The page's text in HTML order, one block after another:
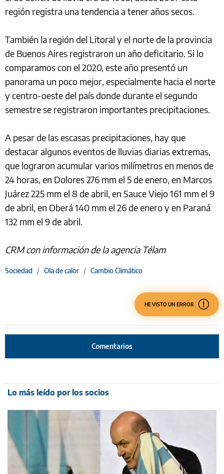
región registra una tendencia a tener años secos.
También la región del Litoral y el norte de la provincia
de Buenos Aires registraron un año deficitario. Si lo
comparamos con el 2020, este año presentó un
panorama un poco mejor, especialmente hacia el norte
y centro-oeste del país donde durante el segundo
semestre se registraron importantes precipitaciones.
A pesar de las escasas precipitaciones, hay que
destacar algunos eventos de lluvias diarias extremas,
que lograron acumular varios milímetros en menos de
24 horas, en Dolores 276 mm el 5 de enero, en Marcos
Juárez 225 mm el 8 de abril, en Sauce Viejo 161 mm el 9
de abril, en Oberá 140 mm el 26 de enero y en Paraná
132 mm el 9 de abril.
CRM con información de la agencia Télam
Sociedad / Ola de calor / Cambio Climático
HE VISTO UN ERROR
Comentarios
Lo más leído por los socios